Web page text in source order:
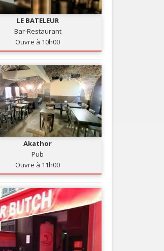
LE BATELEUR
Bar-Restaurant
Ouvre à 10h00
Akathor
Pub
Ouvre à 11h00